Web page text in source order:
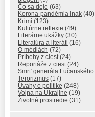
Čo sa deje (63)
Korona-pandémia inak (40)
Krimi (123)
Kultúrne reflexie (49)
Literárne ukážky (30)
Literatúra a literáti (16)
O médiách (72)
Príbehy z ciest(24)
Reportáže z ciest(24)
Smrť generála Lučanského
Terorizmus (17)
Úvahy o politike (248)
Vojna na Ukrajine (19)
Životné prostredie (31)